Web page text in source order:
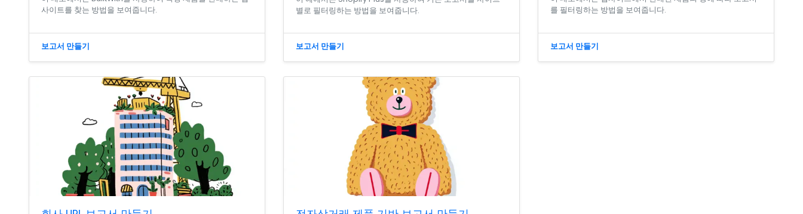
사이트를 찾는 방법을 보여줍니다.
보고서 만들기
별로 필터링하는 방법을 보여줍니다.
보고서 만들기
를 필터링하는 방법을 보여줍니다.
보고서 만들기